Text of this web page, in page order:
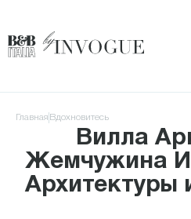
Главная Вдохновитесь
Вилла
Жемчужина
Архитектуры